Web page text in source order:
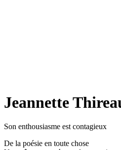
Jeannette
Son enthousiasme est contagieux
De la poésie en toute chose